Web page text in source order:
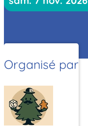
Organisé par